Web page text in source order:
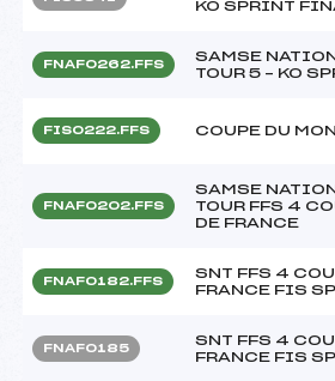
KO SPRINT
FNAF0262.FFS
SAMSE
TOUR 5 – KO
FIS0222.FFS COUPE DU
FNAF0202.FFS
SAMSE
TOUR FFS 4
DE FRANCE
FNAF0182.FFS
SNT FFS 4
FRANCE FIS
FNAF0185
SNT FFS 4
FRANCE FIS